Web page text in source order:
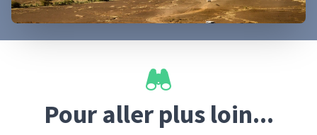
Pour aller plus loin...